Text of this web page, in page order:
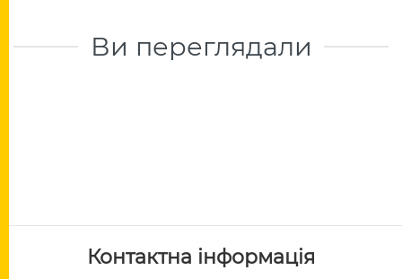
Ви переглядали
Контактна інформація